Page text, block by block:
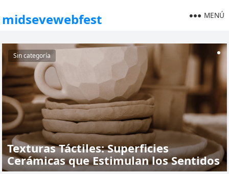
midsevewebfest MENÚ
Texturas Táctiles: Superficies
Cerámicas que Estimulan los Sentidos
Sin categoría